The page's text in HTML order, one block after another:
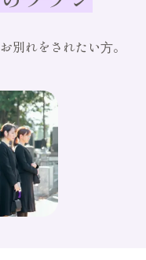
別れをされたい⽅。